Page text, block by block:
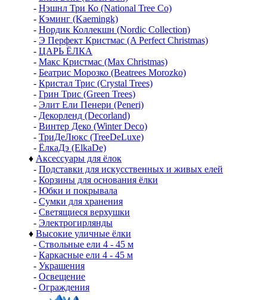
- Нэшнл Три Ко (National Tree Co)
- Кэминг (Kaemingk)
- Нордик Коллекшн (Nordic Collection)
- Э Перфект Кристмас (A Perfect Christmas)
- ЦАРЬ ЁЛКА
- Макс Кристмас (Max Christmas)
- Беатрис Морозко (Beatrees Morozko)
- Кристал Трис (Crystal Trees)
- Грин Трис (Green Trees)
- Элит Ели Пенери (Peneri)
- Декорленд (Decorland)
- Винтер Деко (Winter Deco)
- ТриДеЛюкс (TreeDeLuxe)
- ЁлкаДэ (ElkaDe)
♦ Аксессуары для ёлок
- Подставки для искусственных и живых елей
- Корзины для основания ёлки
- Юбки и покрывала
- Сумки для хранения
- Светящиеся верхушки
- Электрогирлянды
♦ Высокие уличные ёлки
- Ствольные ели 4 - 45 м
- Каркасные ели 4 - 45 м
- Украшения
- Освещение
- Ограждения